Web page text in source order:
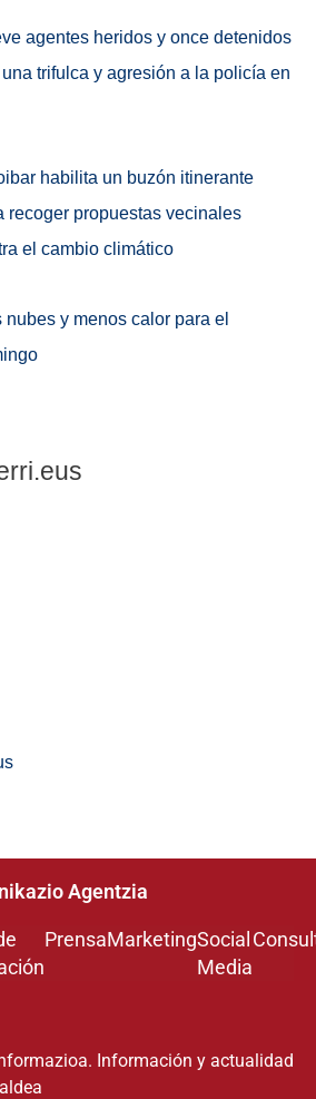
agentes heridos y once detenidos
trifulca y agresión a la policía en
habilita un buzón itinerante
recoger propuestas vecinales
el cambio climático
nubes y menos calor para el
Agentzia
PrensaMarketingSocial
Media
Información y actualidad